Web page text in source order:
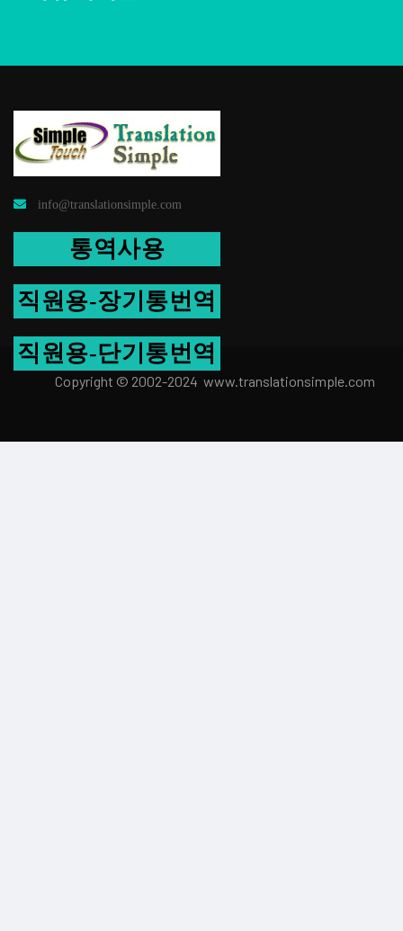
info@translationsimple.com
통역사용
직원용-장기통번역
직원용-단기통번역
Copyright © 2002-2024